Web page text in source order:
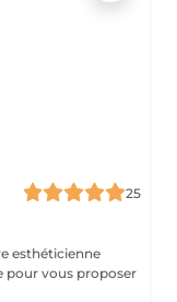
25
esthéticienne
pour vous proposer